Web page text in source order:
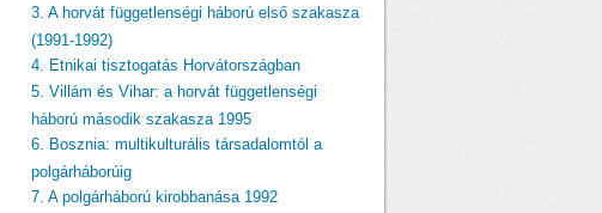
3. A horvát függetlenségi háború első szakasza
(1991-1992)
4. Etnikai tisztogatás Horvátországban
5. Villám és Vihar: a horvát függetlenségi
háború második szakasza 1995
6. Bosznia: multikulturális társadalomtól a
polgárháborúig
7. A polgárháború kirobbanása 1992